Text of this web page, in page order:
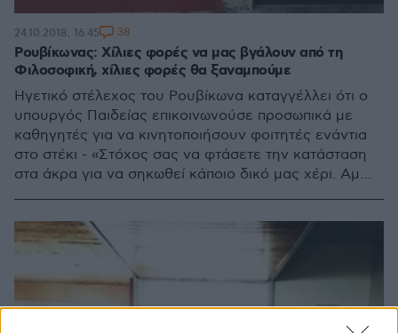
Ρουβίκωνας: Χίλιες φορές να μας βγάλουν από τη
Φιλοσοφική, χίλιες φορές θα ξαναμπούμε
Ηγετικό στέλεχος του Ρουβίκωνα καταγγέλλει ότι ο
υπουργός Παιδείας επικοινωνούσε προσωπικά με
καθηγητές για να κινητοποιήσουν φοιτητές ενάντια
στο στέκι - «Στόχος σας να φτάσετε την κατάσταση
στα άκρα για να σηκωθεί κάποιο δικό μας χέρι. Αμ
24.10.2018, 16:45 38